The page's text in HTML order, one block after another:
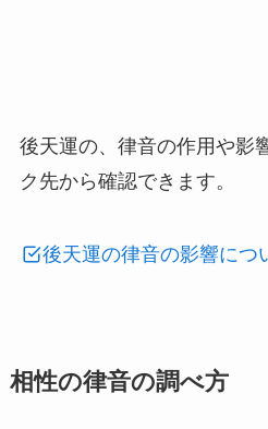
後天運の、律音の作用や影
ク先から確認できます。
後天運の律音の影響につ
相性の律音の調べ方